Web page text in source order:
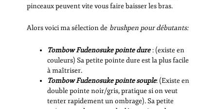
pinceaux peuvent vite vous faire baisser les bras.
Alors voici ma sélection de brushpen pour débutants:
Tombow Fudenosuke pointe dure: (existe en
couleurs) Sa petite pointe dure est la plus facile
à maîtriser.
Tombow Fudenosuke pointe souple: (Existe en
double pointe noir/gris, pratique si on veut
tenter rapidement un ombrage). Sa petite